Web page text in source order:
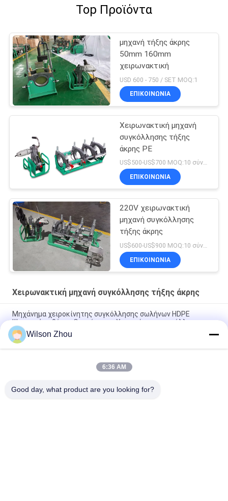
Top Προϊόντα
μηχανή τήξης άκρης
50mm 160mm
χειρωνακτική
USD 600 - 750 / SET MOQ:1
ΕΠΙΚΟΙΝΩΝΙΑ
Χειρωνακτική μηχανή
συγκόλλησης τήξης
άκρης PE
US$500-US$700 MOQ:10 σύνολα
ΕΠΙΚΟΙΝΩΝΙΑ
220V χειρωνακτική
μηχανή συγκόλλησης
τήξης άκρης
US$600-US$900 MOQ:10 σύνολα
ΕΠΙΚΟΙΝΩΝΙΑ
Χειρωνακτική μηχανή συγκόλλησης τήξης άκρης
Μηχάνημα χειροκίνητης συγκόλλησης σωλήνων HDPE
Ψηφιακής οθόνης Θερμότητας Χειροκίνητη συγκόλληση
άκρων για σωλήνες PE 40mm-110mm
χειρωνακτική μηχανή συγκόλλησης τήξης άκρης 2075mm
Wilson Zhou
6:36 AM
Good day, what product are you looking for?